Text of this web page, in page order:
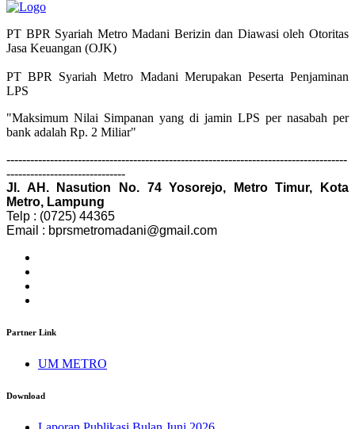
PT BPR Syariah Metro Madani Berizin dan Diawasi oleh Otoritas
Jasa Keuangan (OJK)
PT BPR Syariah Metro Madani Merupakan Peserta Penjaminan
LPS
"Maksimum Nilai Simpanan yang di jamin LPS per nasabah per
bank adalah Rp. 2 Miliar"
--------------------------------------------------------------------------------------
------------------------------
Jl. AH. Nasution No. 74 Yosorejo, Metro Timur, Kota
Metro, Lampung
Telp : (0725) 44365
Email : bprsmetromadani@gmail.com
Partner Link
UM METRO
Download